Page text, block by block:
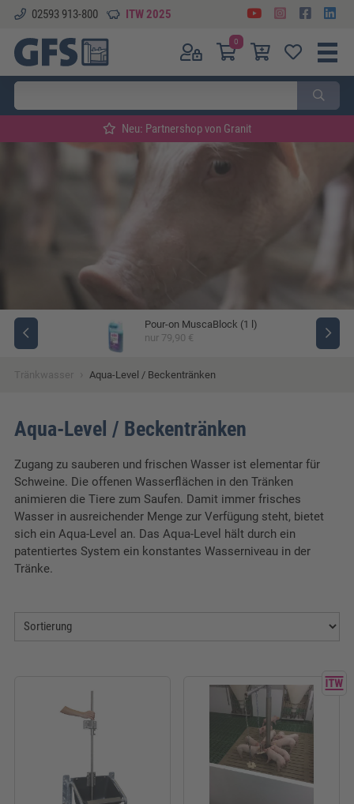
02593 913-800 ITW 2025
0
Neu: Partnershop von Granit
Pour-on MuscaBlock (1 l)
nur 79,90 €
Tränkwasser Aqua-Level / Beckentränken
Aqua-Level / Beckentränken
Zugang zu sauberen und frischen Wasser ist elementar für
Schweine. Die offenen Wasserflächen in den Tränken
animieren die Tiere zum Saufen. Damit immer frisches
Wasser in ausreichender Menge zur Verfügung steht, bietet
sich ein Aqua-Level an. Das Aqua-Level hält durch ein
patentiertes System ein konstantes Wasserniveau in der
Tränke.